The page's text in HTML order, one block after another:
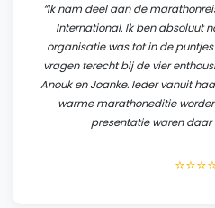
“Ik nam deel aan de
International. Ik ben absoluut
organisatie was tot in de
vragen terecht bij de vier
Anouk en Joanke. Ieder vanuit
warme marathoneditie
presentatie waren daar